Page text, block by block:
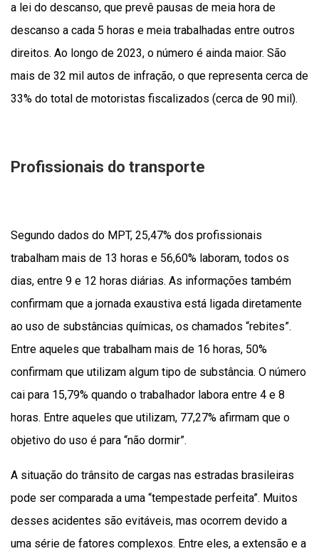
a lei do descanso, que prevê pausas de meia hora de
descanso a cada 5 horas e meia trabalhadas entre outros
direitos. Ao longo de 2023, o número é ainda maior. São
mais de 32 mil autos de infração, o que representa cerca de
33% do total de motoristas fiscalizados (cerca de 90 mil).
Profissionais do transporte
Segundo dados do MPT, 25,47% dos profissionais
trabalham mais de 13 horas e 56,60% laboram, todos os
dias, entre 9 e 12 horas diárias. As informações também
confirmam que a jornada exaustiva está ligada diretamente
ao uso de substâncias químicas, os chamados “rebites”.
Entre aqueles que trabalham mais de 16 horas, 50%
confirmam que utilizam algum tipo de substância. O número
cai para 15,79% quando o trabalhador labora entre 4 e 8
horas. Entre aqueles que utilizam, 77,27% afirmam que o
objetivo do uso é para “não dormir”.
A situação do trânsito de cargas nas estradas brasileiras
pode ser comparada a uma “tempestade perfeita”. Muitos
desses acidentes são evitáveis, mas ocorrem devido a
uma série de fatores complexos. Entre eles, a extensão e a